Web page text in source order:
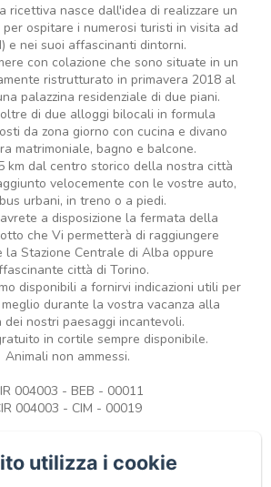
ricettiva nasce dall'idea di realizzare un
ospitare i numerosi turisti in visita ad
e nei suoi affascinanti dintorni.
con colazione che sono situate in un
ristrutturato in primavera 2018 al
palazzina residenziale di due piani.
di due alloggi bilocali in formula
da zona giorno con cucina e divano
matrimoniale, bagno e balcone.
km dal centro storico della nostra città
velocemente con le vostre auto,
urbani, in treno o a piedi.
a disposizione la fermata della
che Vi permetterà di raggiungere
la Stazione Centrale di Alba oppure
città di Torino.
disponibili a fornirvi indicazioni utili per
durante la vostra vacanza alla
dei nostri paesaggi incantevoli.
in cortile sempre disponibile.
Animali non ammessi.
004003 - BEB - 00011
004003 - CIM - 00019
utilizza i cookie